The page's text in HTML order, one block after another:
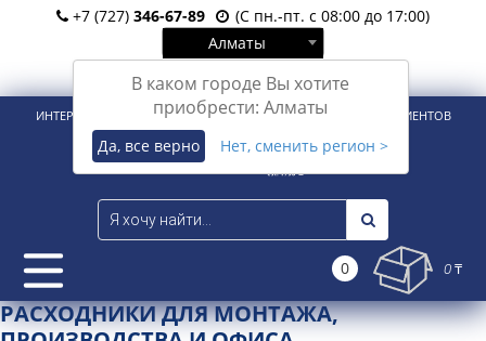
+7 (727) 346-67-89
(С пн.-пт. с 08:00 до 17:00)
Алматы
В каком городе Вы хотите
приобрести: Алматы
Да, все верно Нет, сменить регион >
Вход Регистрация
ИНТЕРНЕТ-МАГАЗИН ДЛЯ РОЗНИЧНЫХ И КОРПОРАТИВНЫХ КЛИЕНТОВ
0 0 ₸
РАСХОДНИКИ ДЛЯ МОНТАЖА,